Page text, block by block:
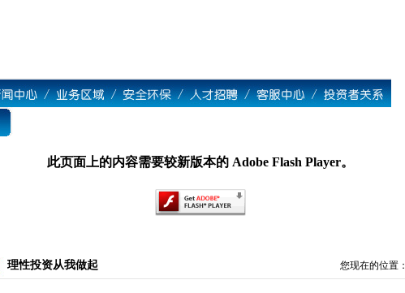
此页面上的内容需要较新版本的 Adobe Flash Player。
理性投资从我做起 您现在的位置：